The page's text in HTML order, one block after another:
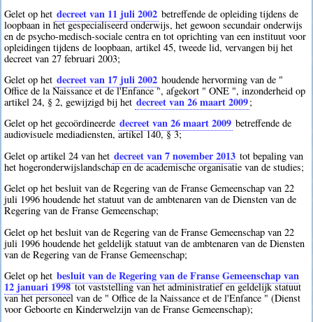
Gelet op het decreet van 11 juli 2002 betreffende de opleiding tijdens de
loopbaan in het gespecialiseerd onderwijs, het gewoon secundair onderwijs
en de psycho-medisch-sociale centra en tot oprichting van een instituut voor
opleidingen tijdens de loopbaan, artikel 45, tweede lid, vervangen bij het
decreet van 27 februari 2003;
Gelet op het decreet van 17 juli 2002 houdende hervorming van de "
Office de la Naissance et de l'Enfance ", afgekort " ONE ", inzonderheid op
artikel 24, § 2, gewijzigd bij het decreet van 26 maart 2009;
Gelet op het gecoördineerde decreet van 26 maart 2009 betreffende de
audiovisuele mediadiensten, artikel 140, § 3;
Gelet op artikel 24 van het decreet van 7 november 2013 tot bepaling van
het hogeronderwijslandschap en de academische organisatie van de studies;
Gelet op het besluit van de Regering van de Franse Gemeenschap van 22
juli 1996 houdende het statuut van de ambtenaren van de Diensten van de
Regering van de Franse Gemeenschap;
Gelet op het besluit van de Regering van de Franse Gemeenschap van 22
juli 1996 houdende het geldelijk statuut van de ambtenaren van de Diensten
van de Regering van de Franse Gemeenschap;
Gelet op het besluit van de Regering van de Franse Gemeenschap van
12 januari 1998tot vaststelling van het administratief en geldelijk statuut
van het personeel van de " Office de la Naissance et de l'Enfance " (Dienst
voor Geboorte en Kinderwelzijn van de Franse Gemeenschap);